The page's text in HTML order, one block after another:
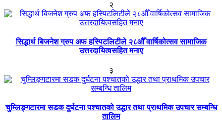
२
सिद्धार्थ बिजनेश ग्रुप अफ हस्पिटलिटीले २८औँ वार्षिकोत्सव सामाजिक
उत्तरदायित्वसहित मनाए
३
चुम्लिङ्गटारमा सडक दुर्घटना पश्चातको उद्धार तथा प्राथमिक उपचार सम्बन्धि
तालिम